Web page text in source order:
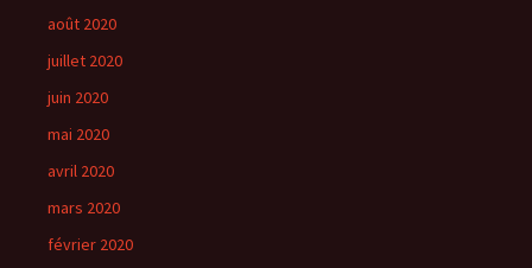
août 2020
juillet 2020
juin 2020
mai 2020
avril 2020
mars 2020
février 2020